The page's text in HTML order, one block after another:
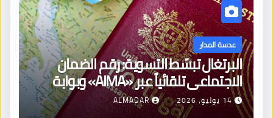
عدسة المدار
البرتغال تبسّط التسوية: رقم الضمان
الاجتماعي تلقائياً عبر «AIMA» وبوابة
جديدة لتجديد الإقامات
14 يوليو، 2026 ALMADAR